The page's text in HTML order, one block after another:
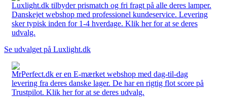
Luxlight.dk tilbyder prismatch og fri fragt på alle deres lamper.
Danskejet webshop med professionel kundeservice. Levering
sker typisk inden for 1-4 hverdage. Klik her for at se deres
udvalg.
Se udvalget på Luxlight.dk
MrPerfect.dk er en E-mærket webshop med dag-til-dag
levering fra deres danske lager. De har en rigtig flot score på
Trustpilot. Klik her for at se deres udvalg.